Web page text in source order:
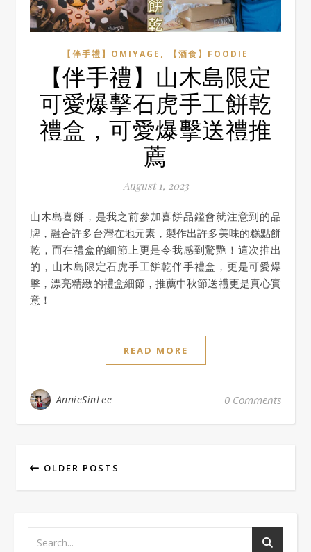
【伴手禮】OMIYAGE , 【酒食】FOODIE
【伴手禮】山木島限定
可愛爆擊石虎手工餅乾
禮盒，可愛爆擊送禮推
薦
August 1, 2023
山木島喜餅，是我之前參加喜餅品鑑會就注意到的品
牌，融合許多台灣在地元素，製作出許多美味的糕點餅
乾，而在禮盒的細節上更是令我感到驚艷！這次推出
的，山木島限定石虎手工餅乾伴手禮盒，更是可愛爆
擊，漂亮精緻的禮盒細節，推薦中秋節送禮更是真心實
意！
READ MORE
AnnieSinLee 0 Comments
OLDER POSTS